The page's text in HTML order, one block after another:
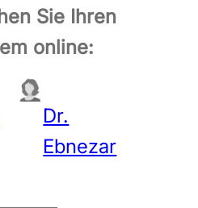
Sie Ihren
online:
Dr.
Ebnezar